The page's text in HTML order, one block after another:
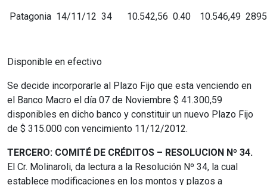
Patagonia 14/11/12 34 10.542,56 0.40 10.546,49
Disponible en efectivo
Se decide incorporarle al Plazo Fijo que esta venciendo en
el Banco Macro el día 07 de Noviembre $ 41.300,59
disponibles en dicho banco y constituir un nuevo Plazo Fijo
de $ 315.000 con vencimiento 11/12/2012.
TERCERO: COMITÉ DE CRÉDITOS – RESOLUCION Nº 34.
El Cr. Molinaroli, da lectura a la Resolución Nº 34, la cual
establece modificaciones en los montos y plazos a